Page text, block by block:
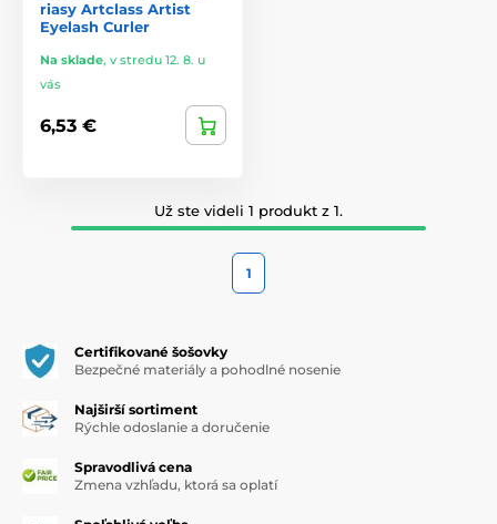
riasy Artclass Artist
Eyelash Curler
Na sklade, v stredu 12. 8. u
vás
6,53 €
Už ste videli 1 produkt z 1.
1
Certifikované šošovky
Bezpečné materiály a pohodlné nosenie
Najširší sortiment
Rýchle odoslanie a doručenie
Spravodlivá cena
Zmena vzhľadu, ktorá sa oplatí